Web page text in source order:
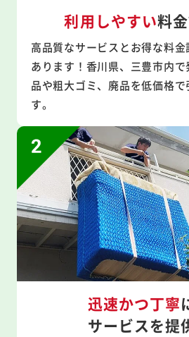
利用しやすい料
高品質なサービスとお得な料
あります！香川県、三豊市内で
品や粗大ゴミ、廃品を低価格で
す。
迅速かつ丁寧
サービスを提